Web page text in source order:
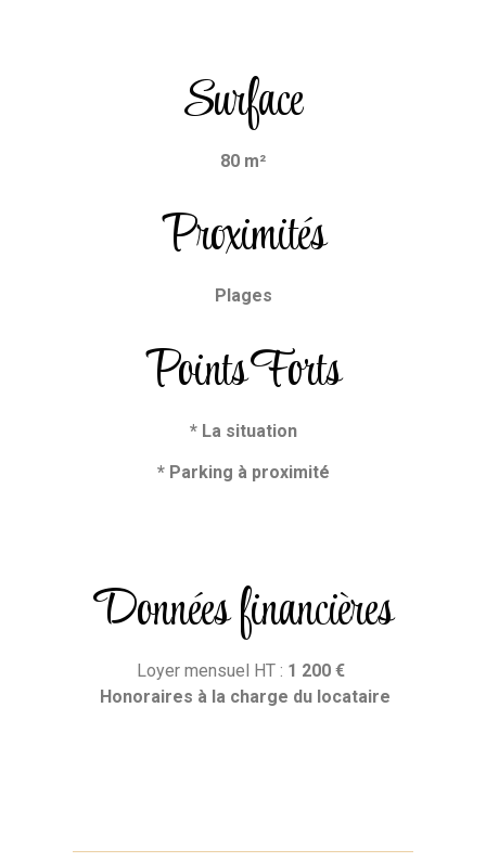
Surface
80 m²
Proximités
Plages
Points Forts
* La situation
* Parking à proximité
Données financières
Loyer mensuel HT : 1 200 €
Honoraires à la charge du locataire